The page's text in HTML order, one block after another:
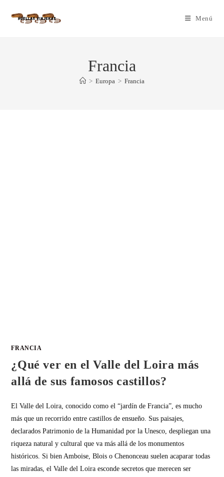
Menú
Francia
> Europa > Francia
FRANCIA
¿Qué ver en el Valle del Loira más
allá de sus famosos castillos?
El Valle del Loira, conocido como el “jardín de Francia”, es mucho
más que un recorrido entre castillos de ensueño. Sus paisajes,
declarados Patrimonio de la Humanidad por la Unesco, despliegan una
riqueza natural y cultural que va más allá de los monumentos
históricos. Si bien Amboise, Blois o Chenonceau suelen acaparar todas
las miradas, el Valle del Loira esconde secretos que merecen ser